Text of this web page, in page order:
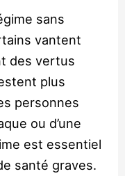
sans
vantent
des vertus
plus
personnes
ou d’une
est essentiel
santé graves.